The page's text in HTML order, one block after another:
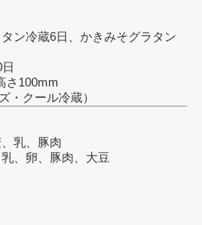
ン冷蔵6日、かきみそグラタン
さ100mm
・クール冷蔵）
乳、豚肉
、卵、豚肉、大豆